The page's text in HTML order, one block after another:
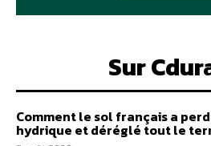
Sur
Comment le sol français a
hydrique et déréglé tout le